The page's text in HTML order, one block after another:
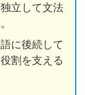
立して文法
に後続して
割を支える